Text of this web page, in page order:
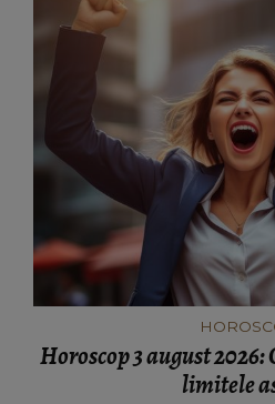
Horoscop 3 august 2026:
limitele